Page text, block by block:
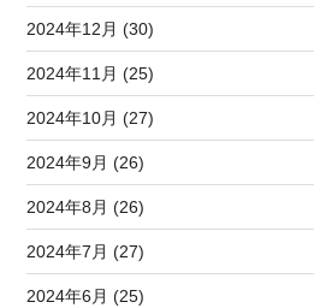
2024年12月 (30)
2024年11月 (25)
2024年10月 (27)
2024年9月 (26)
2024年8月 (26)
2024年7月 (27)
2024年6月 (25)